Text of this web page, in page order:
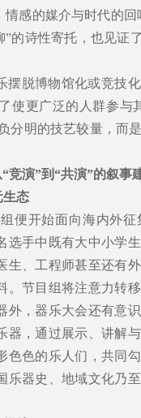
感的媒介与时代的
的诗性寄托，也见证
摆脱博物馆化或竞技
使更广泛的人群参与
明的技艺较量，而
竞演”到“共演”的叙事
生态
便开始面向海内外
手中既有大中小学
、工程师甚至还有
。节目组将注意力转
，器乐大会还有意
，通过展示、讲解
色的乐人们，共同
乐器史、地域文化乃